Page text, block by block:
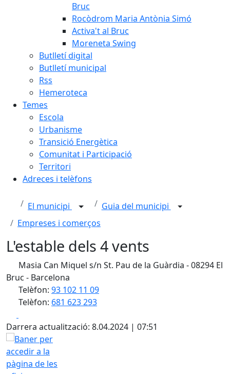
Bruc
Rocòdrom Maria Antònia Simó
Activa't al Bruc
Moreneta Swing
Butlletí digital
Butlletí municipal
Rss
Hemeroteca
Temes
Escola
Urbanisme
Transició Energètica
Comunitat i Participació
Territori
Adreces i telèfons
El municipi
Guia del municipi
Empreses i comerços
L'estable dels 4 vents
Masia Can Miquel s/n St. Pau de la Guàrdia - 08294 El
Bruc - Barcelona
Telèfon: 93 102 11 09
Telèfon: 681 623 293
Darrera actualització: 8.04.2024 | 07:51